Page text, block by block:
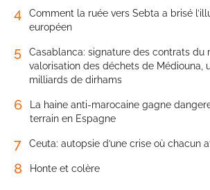
4
Comment la ruée vers Sebta a brisé
européen
5
Casablanca: signature des contrats du
valorisation des déchets de Médiouna,
milliards de dirhams
6
La haine anti-marocaine gagne
terrain en Espagne
7 Ceuta: autopsie d’une crise où chacun
8 Honte et colère